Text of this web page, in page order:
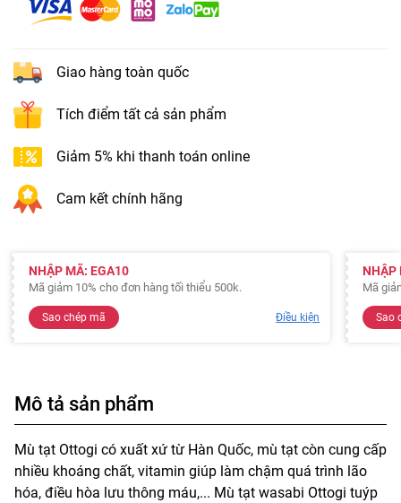
Giao hàng toàn quốc
Tích điểm tất cả sản phẩm
Giảm 5% khi thanh toán online
Cam kết chính hãng
NHẬP MÃ: EGA10
Mã giảm 10% cho đơn hàng tối thiểu 500k.
Sao chép mã Điều kiện
NHẬP
Mã
Sao
Mô tả sản phẩm
Mù tạt Ottogi có xuất xứ từ Hàn Quốc, mù tạt còn cung cấp
nhiều khoáng chất, vitamin giúp làm chậm quá trình lão
hóa, điều hòa lưu thông máu,... Mù tạt wasabi Ottogi tuýp